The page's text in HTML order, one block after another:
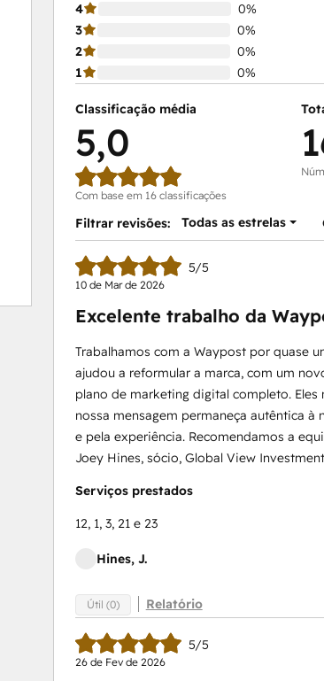
4
0%
3
0%
2
0%
1
0%
Classificação média
5,0
Com base em 16 classificações
Filtrar revisões:
Todas as estrelas
5/5
10 de Mar de 2026
Excelente trabalho da
Trabalhamos com a Waypost por quase
ajudou a reformular a marca, com um
plano de marketing digital completo.
nossa mensagem permaneça autêntica
e pela experiência. Recomendamos a
Joey Hines, sócio, Global View
Serviços prestados
12, 1, 3, 21 e 23
Hines, J.
Útil (0) Relatório
5/5
26 de Fev de 2026